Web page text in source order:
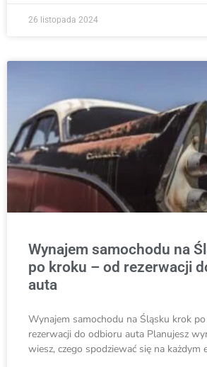
26 listopada 2024
Wynajem samochodu na
po kroku – od rezerwacji
auta
Wynajem samochodu na Śląsku krok
rezerwacji do odbioru auta Planujesz
wiesz, czego spodziewać się na każdym